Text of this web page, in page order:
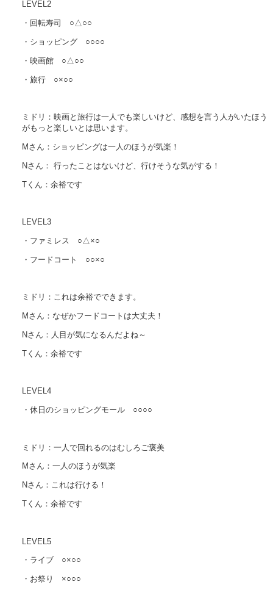
LEVEL2
・回転寿司 ○△○○
・ショッピング ○○○○
・映画館 ○△○○
・旅行 ○×○○
ミドリ：映画と旅行は一人でも楽しいけど、感想を言う人がいたほう
がもっと楽しいとは思います。
Mさん：ショッピングは一人のほうが気楽！
Nさん： 行ったことはないけど、行けそうな気がする！
Tくん：余裕です
LEVEL3
・ファミレス ○△×○
・フードコート ○○×○
ミドリ：これは余裕でできます。
Mさん：なぜかフードコートは大丈夫！
Nさん：人目が気になるんだよね～
Tくん：余裕です
LEVEL4
・休日のショッピングモール ○○○○
ミドリ：一人で回れるのはむしろご褒美
Mさん：一人のほうが気楽
Nさん：これは行ける！
Tくん：余裕です
LEVEL5
・ライブ ○×○○
・お祭り ×○○○